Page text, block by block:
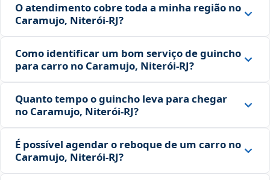
O atendimento cobre toda a minha região no
Caramujo, Niterói‑RJ?
Como identificar um bom serviço de guincho
para carro no Caramujo, Niterói‑RJ?
Quanto tempo o guincho leva para chegar
no Caramujo, Niterói‑RJ?
É possível agendar o reboque de um carro no
Caramujo, Niterói‑RJ?